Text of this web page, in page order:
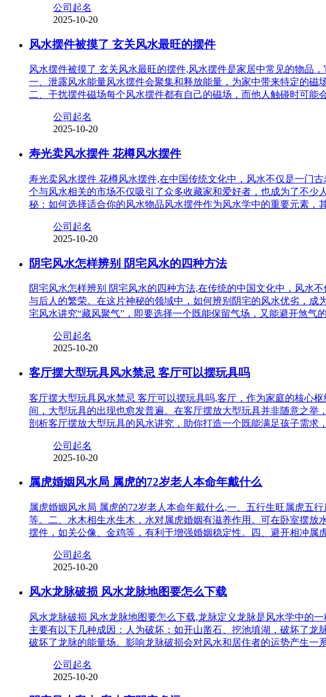
公司起名
2025-10-20
风水摆件被摸了 玄关风水最旺的摆件
风水摆件被摸了 玄关风水最旺的摆件,风水摆件是家居中常见的物品
一、泄露风水能量风水摆件会聚集和释放能量，为家中带来特定的磁
二、干扰摆件磁场每个风水摆件都有自己的磁场，而他人触碰时可
公司起名
2025-10-20
寿光卖风水摆件 花樽风水摆件
寿光卖风水摆件 花樽风水摆件,在中国传统文化中，风水不仅是一门
个与风水相关的市场不仅吸引了众多收藏家和爱好者，也成为了不
秘：如何选择适合你的风水物品风水摆件作为风水学中的重要元素，
公司起名
2025-10-20
阴宅风水怎样辨别 阴宅风水的四种方法
阴宅风水怎样辨别 阴宅风水的四种方法,在传统的中国文化中，风水
与后人的繁荣。在这片神秘的领域中，如何辨别阴宅的风水优劣，
宅风水讲究“藏风聚气”，即要选择一个既能保留气场，又能避开煞气
公司起名
2025-10-20
客厅摆大型玩具风水禁忌 客厅可以摆玩具吗
客厅摆大型玩具风水禁忌 客厅可以摆玩具吗,客厅，作为家庭的核心
间，大型玩具的出现也愈发普遍。在客厅摆放大型玩具并非随意之
剖析客厅摆放大型玩具的风水讲究，助你打造一个既能满足孩子需
公司起名
2025-10-20
属虎婚姻风水局 属虎的72岁老人本命年戴什么
属虎婚姻风水局 属虎的72岁老人本命年戴什么,一、五行生旺属虎五
等。二、水木相生水生木，水对属虎婚姻有滋养作用。可在卧室摆
摆件，如关公像、金鸡等，有利于增强婚姻稳定性。四、避开相冲
公司起名
2025-10-20
风水龙脉破损 风水龙脉地图要怎么下载
风水龙脉破损 风水龙脉地图要怎么下载,龙脉定义龙脉是风水学中的
主要有以下几种成因：人为破坏：如开山凿石、挖池填湖，破坏了
破坏了龙脉的能量场。影响龙脉破损会对风水和居住者的运势产生
公司起名
2025-10-20